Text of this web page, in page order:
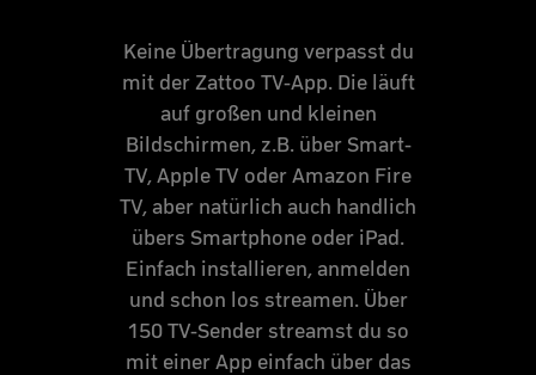
Keine Übertragung verpasst du
mit der Zattoo TV-App. Die läuft
auf großen und kleinen
Bildschirmen, z.B. über Smart-
TV, Apple TV oder Amazon Fire
TV, aber natürlich auch handlich
übers Smartphone oder iPad.
Einfach installieren, anmelden
und schon los streamen. Über
150 TV-Sender streamst du so
mit einer App einfach über das